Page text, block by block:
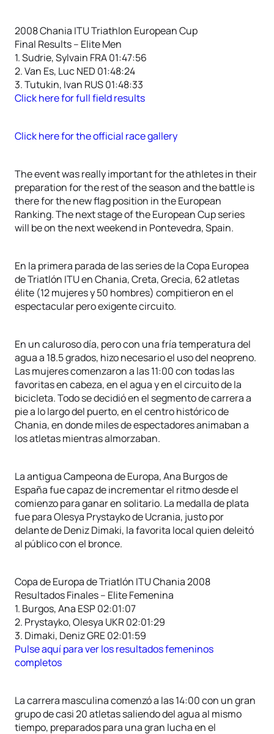
2008 Chania ITU Triathlon European Cup
Final Results – Elite Men
1. Sudrie, Sylvain FRA 01:47:56
2. Van Es, Luc NED 01:48:24
3. Tutukin, Ivan RUS 01:48:33
Click here for full field results
Click here for the official race gallery
The event was really important for the athletes in their
preparation for the rest of the season and the battle is
there for the new flag position in the European
Ranking. The next stage of the European Cup series
will be on the next weekend in Pontevedra, Spain.
En la primera parada de las series de la Copa Europea
de Triatlón ITU en Chania, Creta, Grecia, 62 atletas
élite (12 mujeres y 50 hombres) compitieron en el
espectacular pero exigente circuito.
En un caluroso día, pero con una fría temperatura del
agua a 18.5 grados, hizo necesario el uso del neopreno.
Las mujeres comenzaron a las 11:00 con todas las
favoritas en cabeza, en el agua y en el circuito de la
bicicleta. Todo se decidió en el segmento de carrera a
pie a lo largo del puerto, en el centro histórico de
Chania, en donde miles de espectadores animaban a
los atletas mientras almorzaban.
La antigua Campeona de Europa, Ana Burgos de
España fue capaz de incrementar el ritmo desde el
comienzo para ganar en solitario. La medalla de plata
fue para Olesya Prystayko de Ucrania, justo por
delante de Deniz Dimaki, la favorita local quien deleitó
al público con el bronce.
Copa de Europa de Triatlón ITU Chania 2008
Resultados Finales – Elite Femenina
1. Burgos, Ana ESP 02:01:07
2. Prystayko, Olesya UKR 02:01:29
3. Dimaki, Deniz GRE 02:01:59
Pulse aquí para ver los resultados femeninos
completos
La carrera masculina comenzó a las 14:00 con un gran
grupo de casi 20 atletas saliendo del agua al mismo
tiempo, preparados para una gran lucha en el